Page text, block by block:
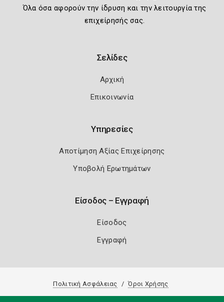
Όλα όσα αφορούν την ίδρυση και την λειτουργία της
επιχείρησής σας.
Σελίδες
Αρχική
Επικοινωνία
Υπηρεσίες
Αποτίμηση Αξίας Επιχείρησης
Υποβολή Ερωτημάτων
Είσοδος – Εγγραφή
Είσοδος
Εγγραφή
Πολιτική Ασφάλειας Όροι Χρήσης